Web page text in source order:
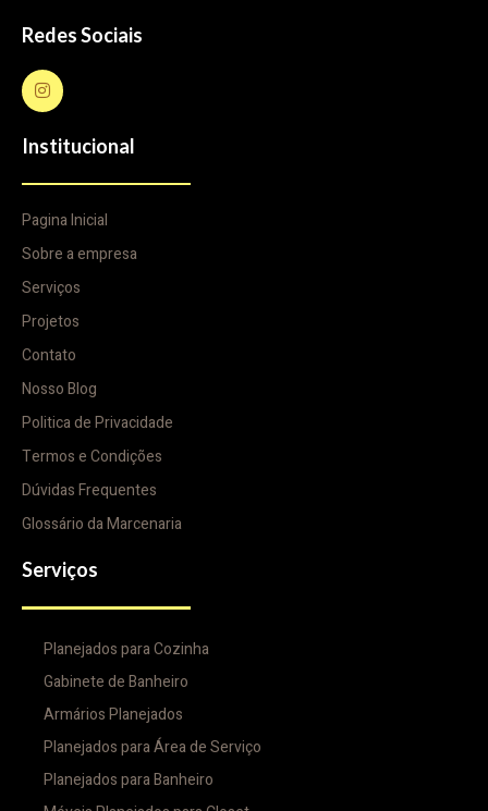
Redes Sociais
Institucional
Pagina Inicial
Sobre a empresa
Serviços
Projetos
Contato
Nosso Blog
Politica de Privacidade
Termos e Condições
Dúvidas Frequentes
Glossário da Marcenaria
Serviços
Planejados para Cozinha
Gabinete de Banheiro
Armários Planejados
Planejados para Área de Serviço
Planejados para Banheiro